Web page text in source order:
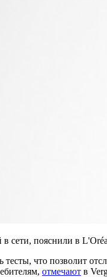
в сети, пояснили в
что позволит
отмечают в